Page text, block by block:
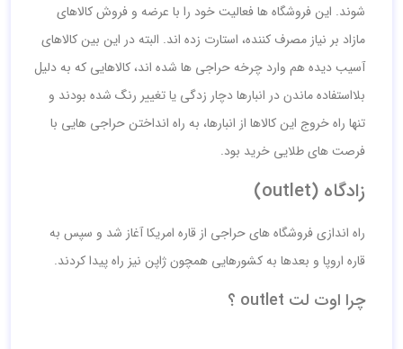
شوند. این فروشگاه ها فعالیت خود را با عرضه و فروش کالاهای
مازاد بر نیاز مصرف کننده، استارت زده اند. البته در این بین کالاهای
آسیب دیده هم وارد چرخه حراجی ها شده اند، کالاهایی که به دلیل
بلااستفاده ماندن در انبارها دچار زدگی یا تغییر رنگ شده بودند و
تنها راه خروج این کالاها از انبارها، به راه انداختن حراجی هایی با
فرصت های طلایی خرید بود.
زادگاه (outlet)
راه اندازی فروشگاه های حراجی از قاره امریکا آغاز شد و سپس به
قاره اروپا و بعدها به کشورهایی همچون ژاپن نیز راه پیدا کردند.
چرا اوت لت outlet ؟